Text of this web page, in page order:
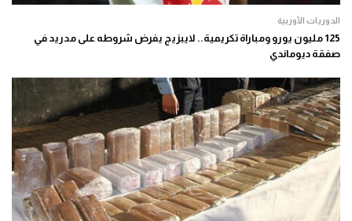
الدوريات الأوربية
125 مليون يورو ومباراة تكريمية.. لايبزيج يفرض شروطه على مدريد في
صفقة ديوماندي